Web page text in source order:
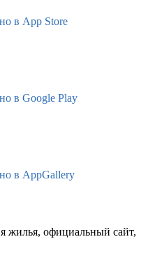
в App Store
в Google Play
в AppGallery
жилья, официальный сайт,